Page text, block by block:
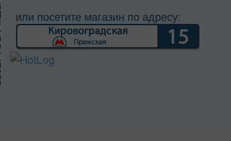
или посетите магазин по адресу: